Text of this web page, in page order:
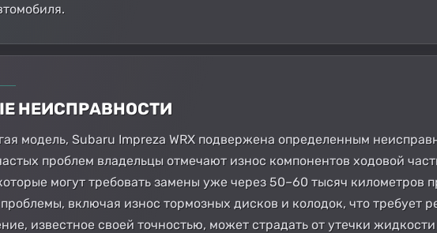
НЕИСПРАВНОСТИ
модель, Subaru Impreza WRX подвержена определенным
проблем владельцы отмечают износ компонентов ходовой
могут требовать замены уже через 50–60 тысяч километров
включая износ тормозных дисков и колодок, что требует
известное своей точностью, может страдать от утечки